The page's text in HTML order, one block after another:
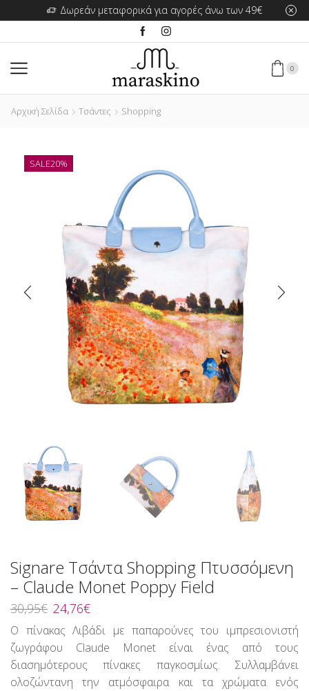
Δωρεάν μεταφορικά για αγορές άνω των 49€
0
Αρχική Σελίδα Τσάντες Shopping
SALE20%
Signare Τσάντα Shopping Πτυσσόμενη
– Claude Monet Poppy Field
30,95€ Original
price
was:
30,95€.
24,76€Η
τρέχουσα
τιμή
είναι:
24,76€.
Ο πίνακας Λιβάδι με παπαρούνες του ιμπρεσιονιστή
ζωγράφου Claude Monet είναι ένας από τους
διασημότερους πίνακες παγκοσμίως. Συλλαμβάνει
ολοζώντανη την ατμόσφαιρα και τα χρώματα ενός